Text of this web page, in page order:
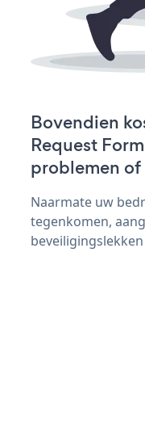
Bovendien
Request
problemen
Naarmate uw
tegenkomen,